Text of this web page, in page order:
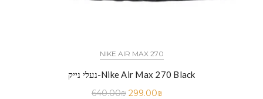
NIKE AIR MAX 270
נעלי נייק-Nike Air Max 270 Black
640.00₪ 299.00₪